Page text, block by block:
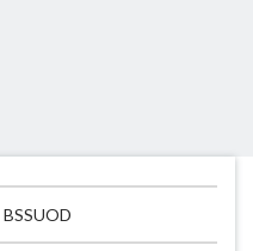
BSSUOD